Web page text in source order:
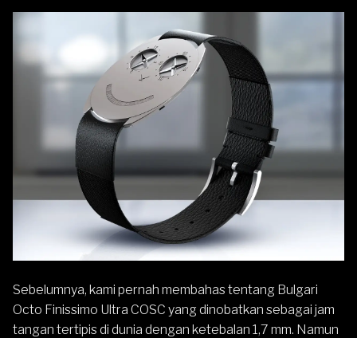
Sebelumnya, kami pernah membahas tentang Bulgari
Octo Finissimo Ultra COSC yang dinobatkan sebagai jam
tangan tertipis di dunia dengan ketebalan 1,7 mm. Namun